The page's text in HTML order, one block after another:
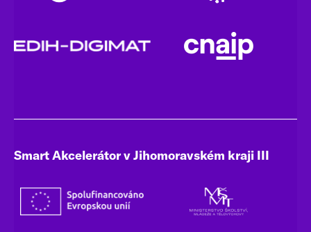
Smart Akcelerátor v Jihomoravském kraji III